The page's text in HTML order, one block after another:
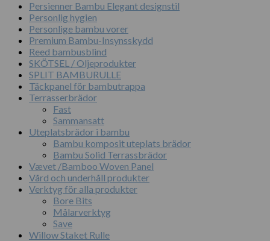
Persienner Bambu Elegant designstil
Personlig hygien
Personlige bambu vorer
Premium Bambu-Insynsskydd
Reed bambusblind
SKÖTSEL / Oljeprodukter
SPLIT BAMBURULLE
Täckpanel för bambutrappa
Terrasserbrädor
Fast
Sammansatt
Uteplatsbrädor i bambu
Bambu komposit uteplats brädor
Bambu Solid Terrassbrädor
Vævet /Bamboo Woven Panel
Vård och underhåll produkter
Verktyg för alla produkter
Bore Bits
Målarverktyg
Save
Willow Staket Rulle